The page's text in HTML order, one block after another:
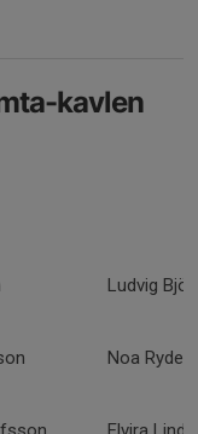
kavlen
Ludvig
Noa